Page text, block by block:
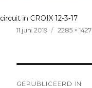
circuit in CROIX 12-3-17
Geplaatst
11 juni 2019
Volledige
2285 × 1427
GEPUBLICEERD IN